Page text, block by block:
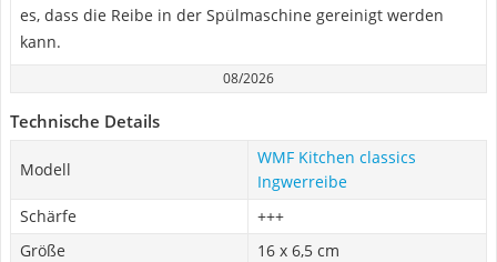
es, dass die Reibe in der Spülmaschine gereinigt werden
kann.
08/2026
Technische Details
Modell
WMF Kitchen classics
Ingwerreibe
Schärfe
+++
Größe
16 x 6,5 cm